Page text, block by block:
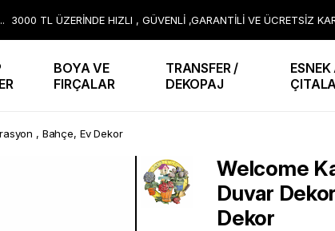
TL ÜZERİNDE HIZLI , GÜVENLİ ,GARANTİLİ VE ÜCRETSİZ
BOYA VE
FIRÇALAR
TRANSFER /
DEKOPAJ
, Bahçe, Ev Dekor
Welcome
Duvar
Dekor